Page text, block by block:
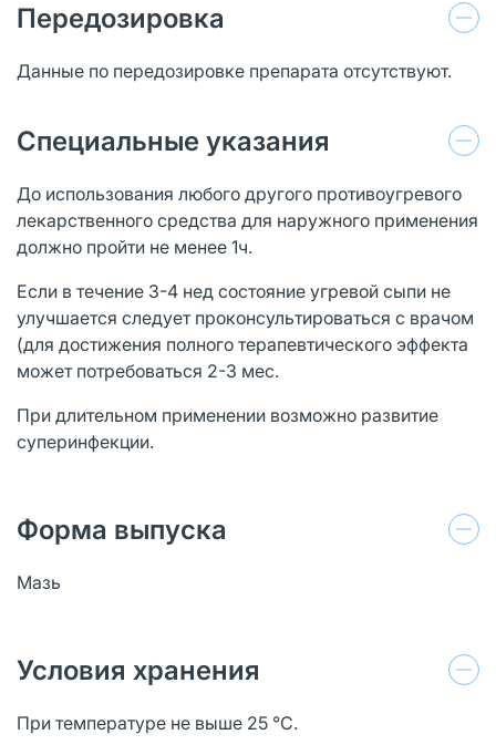
Передозировка
Данные по передозировке препарата отсутствуют.
Специальные указания
До использования любого другого противоугревого
лекарственного средства для наружного применения
должно пройти не менее 1ч.
Если в течение 3-4 нед состояние угревой сыпи не
улучшается следует проконсультироваться с врачом
(для достижения полного терапевтического эффекта
может потребоваться 2-3 мес.
При длительном применении возможно развитие
суперинфекции.
Форма выпуска
Мазь
Условия хранения
При температуре не выше 25 °С.